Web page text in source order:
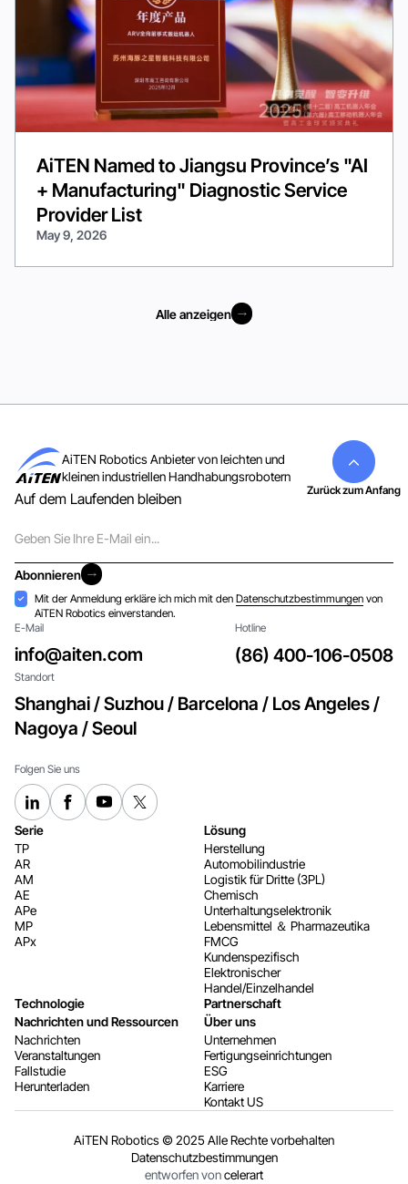
AiTEN Named to Jiangsu Province’s "AI
+ Manufacturing" Diagnostic Service
Provider List
May 9, 2026
Alle anzeigen
AiTEN Robotics Anbieter von leichten und
kleinen industriellen Handhabungsrobotern
Auf dem Laufenden bleiben
Mail
Abonnieren
Abonnieren
Akzeptanz
Mit der Anmeldung erkläre ich mich mit den Datenschutzbestimmungenvon
AiTEN Robotics einverstanden.
E-Mail
info@aiten.com
Hotline
(86) 400-106-0508
Standort
Shanghai / Suzhou / Barcelona / Los Angeles /
Nagoya / Seoul
Folgen Sie uns
Serie
TP
AR
AM
AE
APe
MP
APx
Lösung
Herstellung
Automobilindustrie
Logistik für Dritte (3PL)
Chemisch
Unterhaltungselektronik
Lebensmittel ＆ Pharmazeutika
FMCG
Kundenspezifisch
Elektronischer
Handel/Einzelhandel
Technologie
Partnerschaft
Nachrichten und Ressourcen
Nachrichten
Veranstaltungen
Fallstudie
Herunterladen
Über uns
Unternehmen
Fertigungseinrichtungen
ESG
Karriere
Kontakt US
AiTEN Robotics © 2025 Alle Rechte vorbehalten
Datenschutzbestimmungen
entworfen voncelerart
Zurück zum Anfang